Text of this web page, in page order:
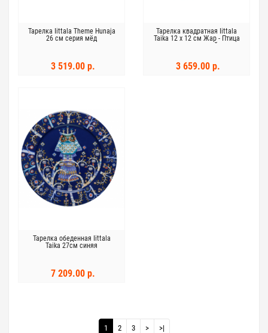
Тарелка Iittala Theme Hunaja
26 см серия мёд
3 519.00 р.
Тарелка квадратная Iittala
Taika 12 х 12 см Жар - Птица
цвет красный
3 659.00 р.
Тарелка обеденная Iittala
Taika 27см синяя
7 209.00 р.
1 2 3 > >|